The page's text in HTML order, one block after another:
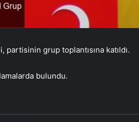
grup toplantısına katıldı.
bulundu.